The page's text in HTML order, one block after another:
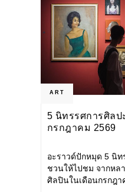
ART
5 นิทรรศการศิล
กรกฎาคม 2569
อะราวด์ปักหมุด 5 นิ
ชวนให้ไปชม จากหล
ศิลปินในเดือนกรกฎ